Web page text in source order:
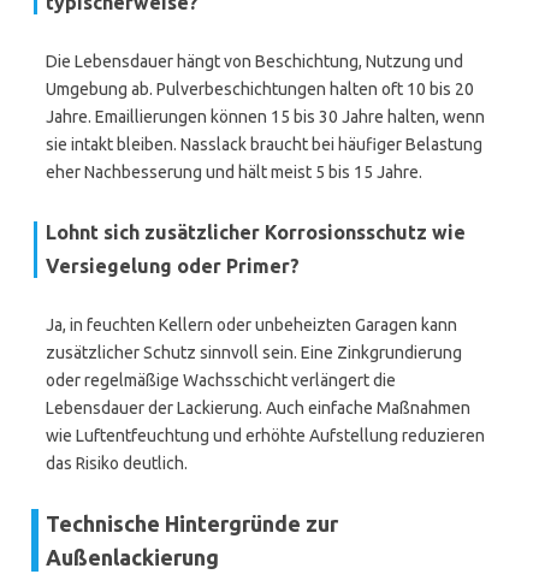
Die Lebensdauer hängt von Beschichtung, Nutzung und
Umgebung ab. Pulverbeschichtungen halten oft 10 bis 20
Jahre. Emaillierungen können 15 bis 30 Jahre halten, wenn
sie intakt bleiben. Nasslack braucht bei häufiger Belastung
eher Nachbesserung und hält meist 5 bis 15 Jahre.
Lohnt sich zusätzlicher Korrosionsschutz wie
Versiegelung oder Primer?
Ja, in feuchten Kellern oder unbeheizten Garagen kann
zusätzlicher Schutz sinnvoll sein. Eine Zinkgrundierung
oder regelmäßige Wachsschicht verlängert die
Lebensdauer der Lackierung. Auch einfache Maßnahmen
wie Luftentfeuchtung und erhöhte Aufstellung reduzieren
das Risiko deutlich.
Technische Hintergründe zur
Außenlackierung